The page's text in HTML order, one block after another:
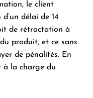
le client
délai de 14
de rétractation à
produit, et ce sans
de pénalités. En
à la charge du